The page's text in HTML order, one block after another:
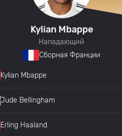
Kylian Mbappe
Нападающий
Сборная Франции
Kylian Mbappe
Jude Bellingham
Erling Haaland